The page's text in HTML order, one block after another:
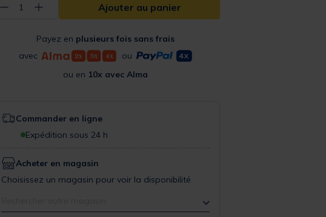
− 1 + Ajouter au panier
Payez en plusieurs fois sans frais
avec
ou
ou en 10x avec Alma
Commander en ligne
Expédition sous 24 h
Acheter en magasin
Choisissez un magasin pour voir la disponibilité